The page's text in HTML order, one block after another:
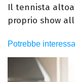
Il tennista
proprio show